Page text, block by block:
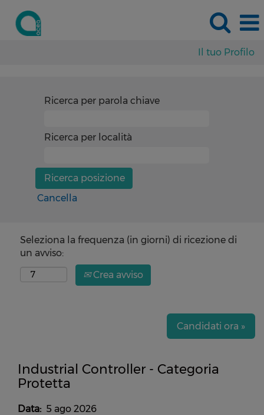
Il tuo Profilo
Ricerca per parola chiave
Ricerca per località
Cancella
Seleziona la frequenza (in giorni) di ricezione di
un avviso:
Crea avviso
Candidati ora »
Industrial Controller - Categoria
Protetta
Data: 5 ago 2026